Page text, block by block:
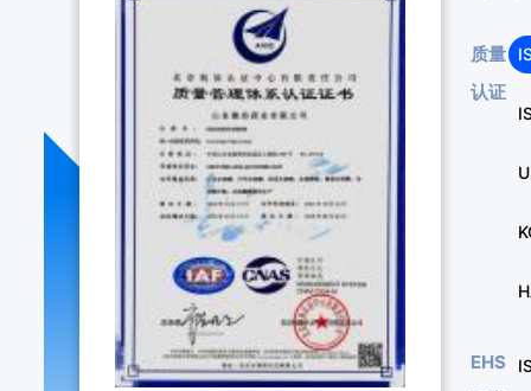
质量
认证
EHS